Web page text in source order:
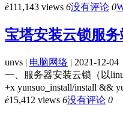
ė111,143 views 6没有评论 0
宝塔安装云锁服
unvs | 电脑网络 | 2021-12-04
一、服务器安装云锁（以
+x yunsuo_install/install &&
ė15,412 views 6没有评论 0